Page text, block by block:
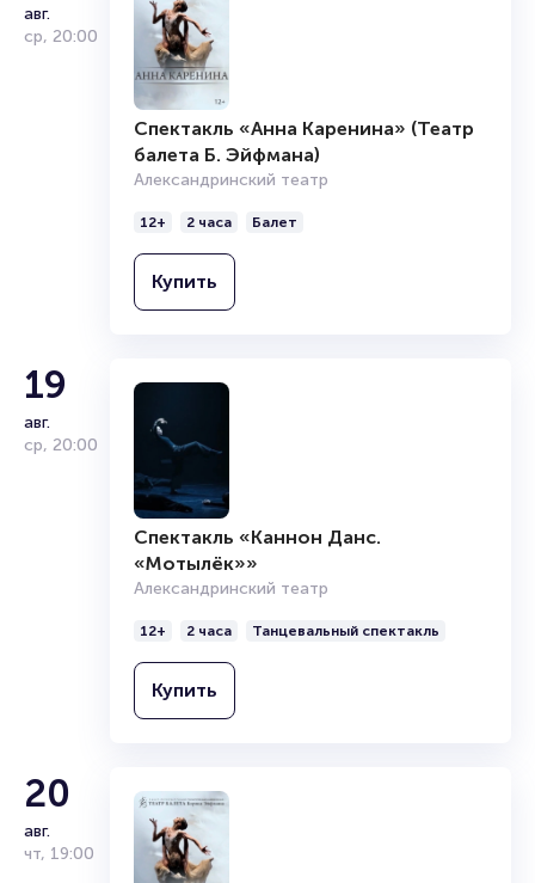
авг.
ср, 20:00
Спектакль «Анна Каренина» (Театр
балета Б. Эйфмана)
Александринский театр
12+ 2 часа Балет
Купить
19
авг.
ср, 20:00
Спектакль «Каннон Данс.
«Мотылёк»»
Александринский театр
12+ 2 часа Танцевальный спектакль
Купить
20
авг.
чт, 19:00